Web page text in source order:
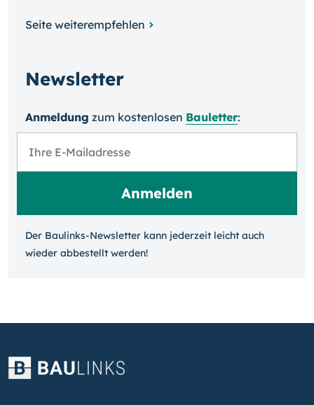
Seite weiterempfehlen
Newsletter
Anmeldung zum kosten­losen Bauletter:
Der Baulinks-Newsletter kann jeder­zeit leicht auch
wieder ab­bestellt werden!